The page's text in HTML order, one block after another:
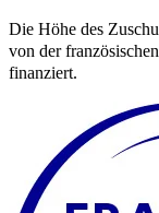
Die Höhe des
von der
finanziert.